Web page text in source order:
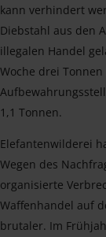
kann verhindert
Diebstahl aus den
illegalen Handel
Woche drei
1,1 Tonnen.
Elefantenwilderei
Wegen des
organisierte
Waffenhandel auf
brutaler. Im